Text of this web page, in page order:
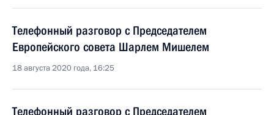
Телефонный разговор с Председателем
Европейского совета Шарлем Мишелем
18 августа 2020 года, 16:25
Телефонный разговор с Председателем